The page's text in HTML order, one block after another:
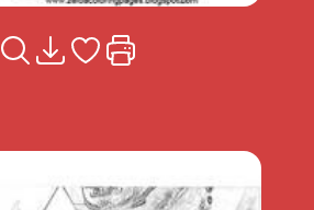
Voir la fiche
Télécharger
Ajouter à mes coups de
Imprimer